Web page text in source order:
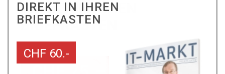
DIREKT IN IHREN
BRIEFKASTEN
CHF 60.-